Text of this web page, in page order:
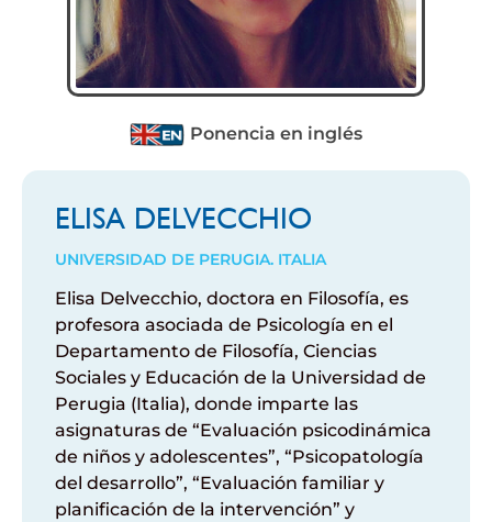
Ponencia en inglés
ELISA DELVECCHIO
UNIVERSIDAD DE PERUGIA. ITALIA
Elisa Delvecchio, doctora en Filosofía, es
profesora asociada de Psicología en el
Departamento de Filosofía, Ciencias
Sociales y Educación de la Universidad de
Perugia (Italia), donde imparte las
asignaturas de “Evaluación psicodinámica
de niños y adolescentes”, “Psicopatología
del desarrollo”, “Evaluación familiar y
planificación de la intervención” y